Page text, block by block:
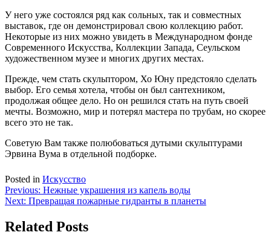
У него уже состоялся ряд как сольных, так и совместных
выставок, где он демонстрировал свою коллекцию работ.
Некоторые из них можно увидеть в Международном фонде
Современного Искусства, Коллекции Запада, Сеульском
художественном музее и многих других местах.
Прежде, чем стать скульптором, Хо Юну предстояло сделать
выбор. Его семья хотела, чтобы он был сантехником,
продолжая общее дело. Но он решился стать на путь своей
мечты. Возможно, мир и потерял мастера по трубам, но скорее
всего это не так.
Советую Вам также полюбоваться дутыми скульптурами
Эрвина Вума в отдельной подборке.
Posted in Искусство
Навигация
по
записям
Previous: Нежные украшения из капель воды
Next: Превращая пожарные гидранты в планеты
Related Posts